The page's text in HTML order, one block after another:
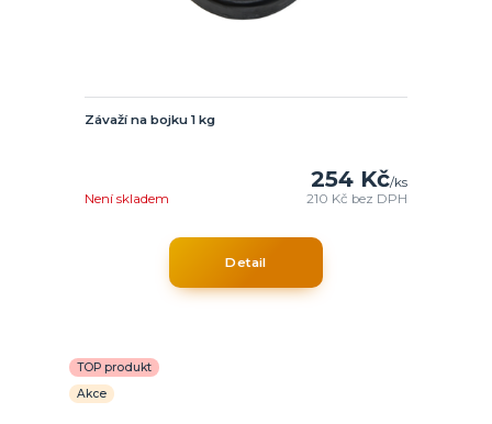
Závaží na bojku 1 kg
254 Kč/ks
210 Kč bez DPH
Není skladem
Detail
TOP produkt
Akce